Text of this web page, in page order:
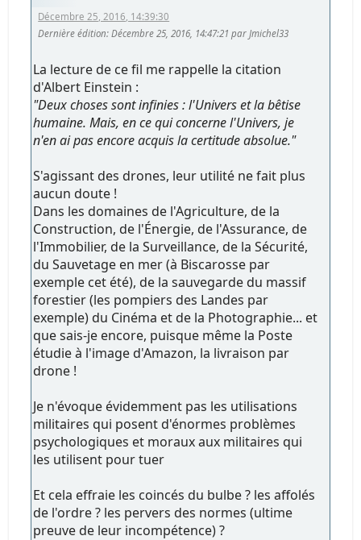
Décembre 25, 2016, 14:39:30
Dernière édition: Décembre 25, 2016, 14:47:21 par Jmichel33
La lecture de ce fil me rappelle la citation
d'Albert Einstein :
"Deux choses sont infinies : l'Univers et la bêtise
humaine. Mais, en ce qui concerne l'Univers, je
n'en ai pas encore acquis la certitude absolue."
S'agissant des drones, leur utilité ne fait plus
aucun doute !
Dans les domaines de l'Agriculture, de la
Construction, de l'Énergie, de l'Assurance, de
l'Immobilier, de la Surveillance, de la Sécurité,
du Sauvetage en mer (à Biscarosse par
exemple cet été), de la sauvegarde du massif
forestier (les pompiers des Landes par
exemple) du Cinéma et de la Photographie... et
que sais-je encore, puisque même la Poste
étudie à l'image d'Amazon, la livraison par
drone !
Je n'évoque évidemment pas les utilisations
militaires qui posent d'énormes problèmes
psychologiques et moraux aux militaires qui
les utilisent pour tuer
Et cela effraie les coincés du bulbe ? les affolés
de l'ordre ? les pervers des normes (ultime
preuve de leur incompétence) ?